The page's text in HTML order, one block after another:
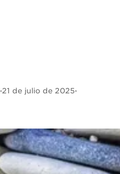
·21 de julio de 2025·